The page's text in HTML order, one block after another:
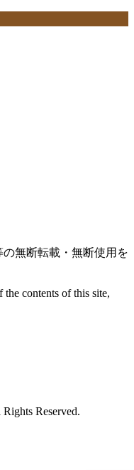
無断転載・無断使用を
contents of this site,
Reserved.